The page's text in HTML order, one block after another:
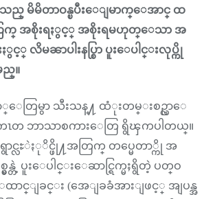
သည္ မိမိတာဝန္ၿပီးေျမာက္ေအာင္ ထ
ြက္ အစိုးရႏွင့္ အစိုးရမဟုတ္ေသာ အ
င့္ လိမၼာပါးနပ္စြာ ပူးေပါင္းလုပ္ကို
ည္။
ေတြမွာ သီးသန္႔ ထံုးတမ္းစဥ္လာေ
ကၤတ ဘာသာစကားေတြ ရွိၾကပါတယ္။
ာင္လႊဲႏုိင္ဖို႔အတြက္ တပ္မေတာ္ကို အ
တဲ့ ပူးေပါင္းေဆာင္ရြက္မႈရွိတဲ့ ပတ္ဝ
ထာင္ျခင္း (အေျခခံအားျဖင့္ အျပန္အ